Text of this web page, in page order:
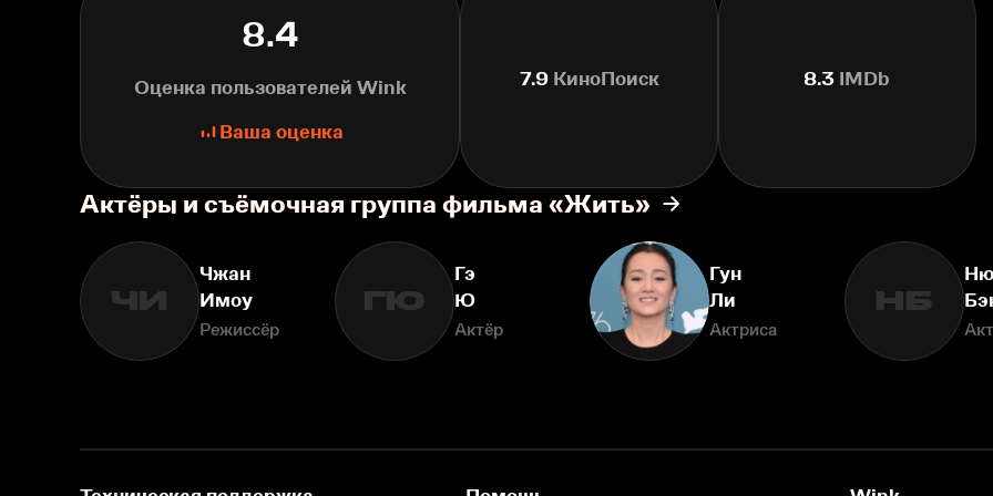
8.4
Оценка пользователей Wink
Ваша оценка
7.9КиноПоиск 8.3 IMDb
Актёры и съёмочная группа фильма «Жить»
ЧИ
Чжан
Имоу
Режиссёр
ГЮ
Гэ
Ю
Актёр
Гун
Ли
Актриса
НБ
Ню